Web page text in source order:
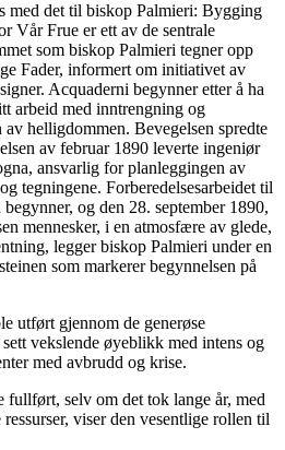
med det til biskop Palmieri: Bygging
Vår Frue er ett av de sentrale
som biskop Palmieri tegner opp
Fader, informert om initiativet av
Acquaderni begynner etter å ha
arbeid med inntrengning og
helligdommen. Bevegelsen spredte
av februar 1890 leverte ingeniør
ansvarlig for planleggingen av
tegningene. Forberedelsesarbeidet til
og den 28. september 1890,
mennesker, i en atmosfære av glede,
legger biskop Palmieri under en
som markerer begynnelsen på
utført gjennom de generøse
vekslende øyeblikk med intens og
med avbrudd og krise.
fullført, selv om det tok lange år, med
viser den vesentlige rollen til